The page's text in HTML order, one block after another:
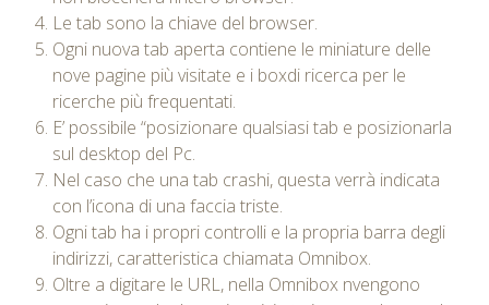
Le tab sono la chiave del browser.
Ogni nuova tab aperta contiene le miniature delle
nove pagine più visitate e i boxdi ricerca per le
ricerche più frequentati.
E’ possibile “posizionare qualsiasi tab e posizionarla
sul desktop del Pc.
Nel caso che una tab crashi, questa verrà indicata
con l’icona di una faccia triste.
Ogni tab ha i propri controlli e la propria barra degli
indirizzi, caratteristica chiamata Omnibox.
Oltre a digitare le URL, nella Omnibox nvengono